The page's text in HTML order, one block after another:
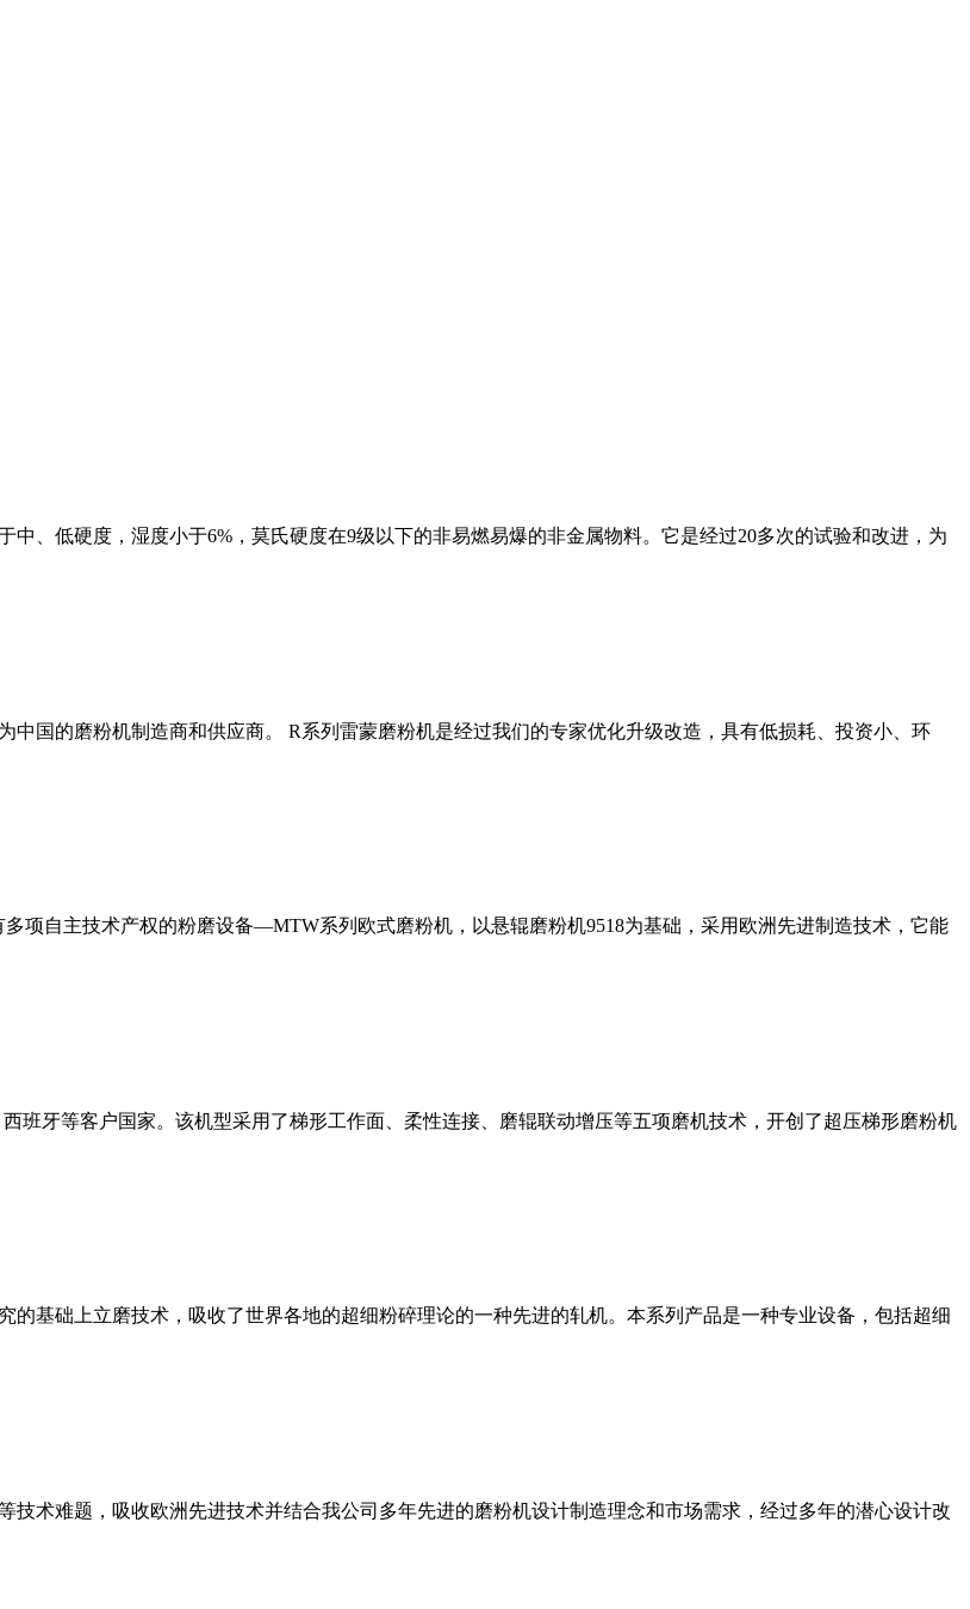
、低硬度，湿度小于6%，莫氏硬度在9级以下的非易燃易爆的非金属物料。它是经过20多次的试验和改进，为
国的磨粉机制造商和供应商。 R系列雷蒙磨粉机是经过我们的专家优化升级改造，具有低损耗、投资小、环
项自主技术产权的粉磨设备—MTW系列欧式磨粉机，以悬辊磨粉机9518为基础，采用欧洲先进制造技术，它能
班牙等客户国家。该机型采用了梯形工作面、柔性连接、磨辊联动增压等五项磨机技术，开创了超压梯形磨粉机
基础上立磨技术，吸收了世界各地的超细粉碎理论的一种先进的轧机。本系列产品是一种专业设备，包括超细
术难题，吸收欧洲先进技术并结合我公司多年先进的磨粉机设计制造理念和市场需求，经过多年的潜心设计改